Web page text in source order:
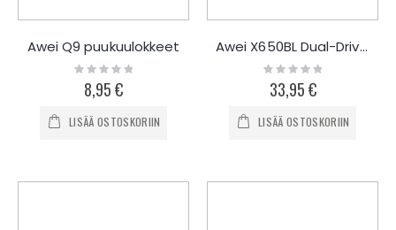
Awei Q9 puukuulokkeet
Rating:
0%8,95 €
LISÄÄ OSTOSKORIIN
Awei X650BL Dual-Driver Bluetooth kuulokkeet
Rating:
0%
33,95 €
LISÄÄ OSTOSKORIIN